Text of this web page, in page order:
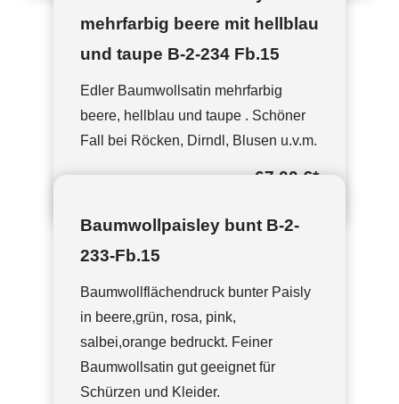
mehrfarbig beere mit hellblau
und taupe B-2-234 Fb.15
Edler Baumwollsatin mehrfarbig
beere, hellblau und taupe . Schöner
Fall bei Röcken, Dirndl, Blusen u.v.m.
67,00 €*
Baumwollpaisley bunt B-2-
233-Fb.15
Baumwollflächendruck bunter Paisly
in beere,grün, rosa, pink,
salbei,orange bedruckt. Feiner
Baumwollsatin gut geeignet für
Schürzen und Kleider.